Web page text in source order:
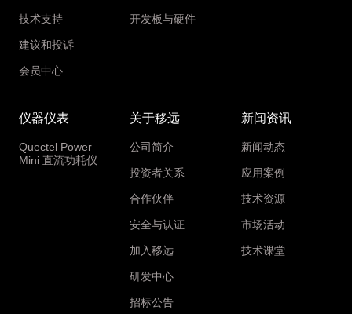
技术支持
建议和投诉
会员中心
开发板与硬件
仪器仪表
Quectel Power
Mini 直流功耗仪
关于移远
公司简介
投资者关系
合作伙伴
安全与认证
加入移远
研发中心
招标公告
新闻资讯
新闻动态
应用案例
技术资源
市场活动
技术课堂